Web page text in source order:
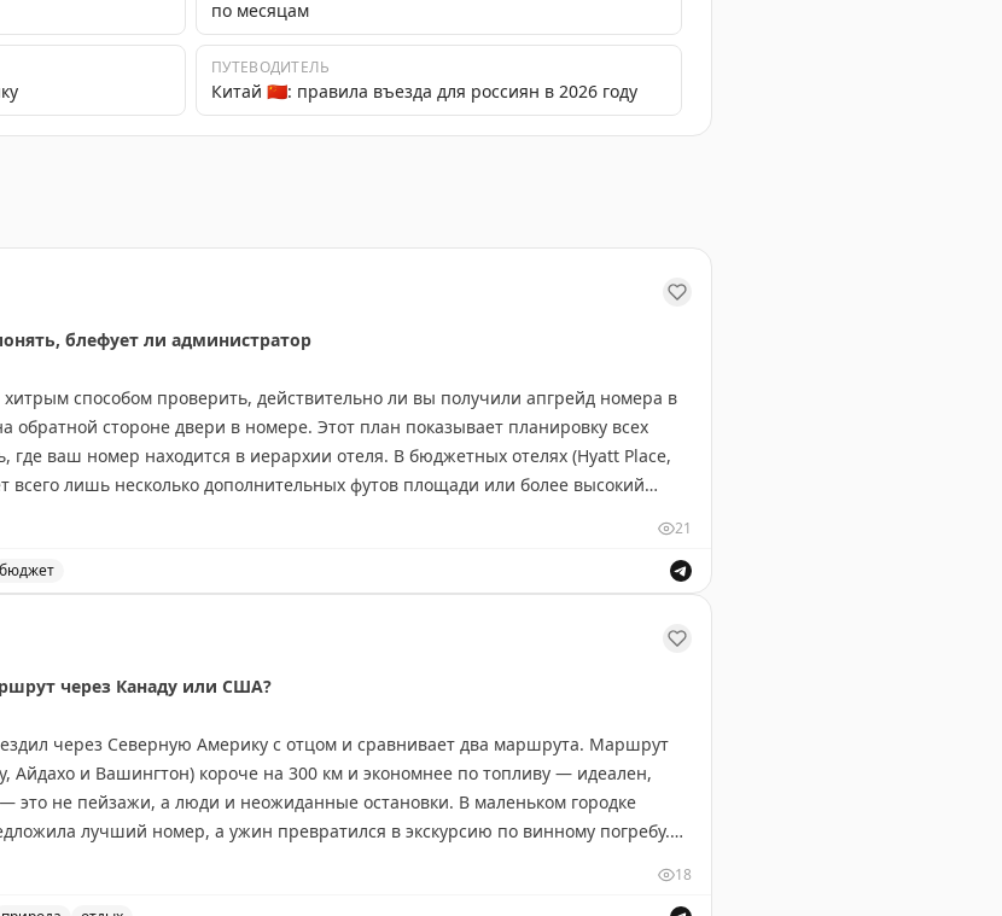
по месяцам
ПУТЕВОДИТЕЛЬ
Китай 🇨🇳: правила въезда для россиян в 2026 году
блефует ли администратор
способом проверить, действительно ли вы получили апгрейд номера в
обратной стороне двери в номере. Этот план показывает планировку всех
где ваш номер находится в иерархии отеля. В бюджетных отелях (Hyatt Place,
всего лишь несколько дополнительных футов площади или более высокий
поселили, чтобы понять реальный размер полученного апгрейда. Иногда отель
часто «апгрейд» оказывается весьма скромным.
21
бюджет
через Канаду или США?
через Северную Америку с отцом и сравнивает два маршрута. Маршрут
и Вашингтон) короче на 300 км и экономнее по топливу — идеален,
это не пейзажи, а люди и неожиданные остановки. В маленьком городке
лучший номер, а ужин превратился в экскурсию по винному погребу.
18